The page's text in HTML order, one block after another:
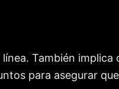
También
para asegurar